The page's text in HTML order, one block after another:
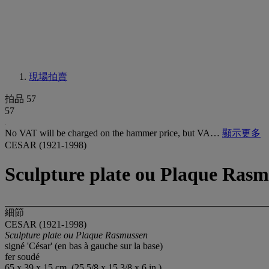
現場拍賣
拍品 57
57
No VAT will be charged on the hammer price, but VA… 顯示更多
CESAR (1921-1998)
Sculpture plate ou Plaque
細節
CESAR (1921-1998)
Sculpture plate ou Plaque Rasmussen
signé 'César' (en bas à gauche sur la base)
fer soudé